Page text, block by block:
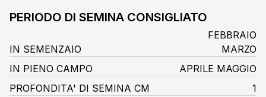
PERIODO DI SEMINA CONSIGLIATO
IN SEMENZAIO
FEBBRAIO
MARZO
IN PIENO CAMPO
APRILE MAGGIO
PROFONDITA' DI SEMINA CM
1